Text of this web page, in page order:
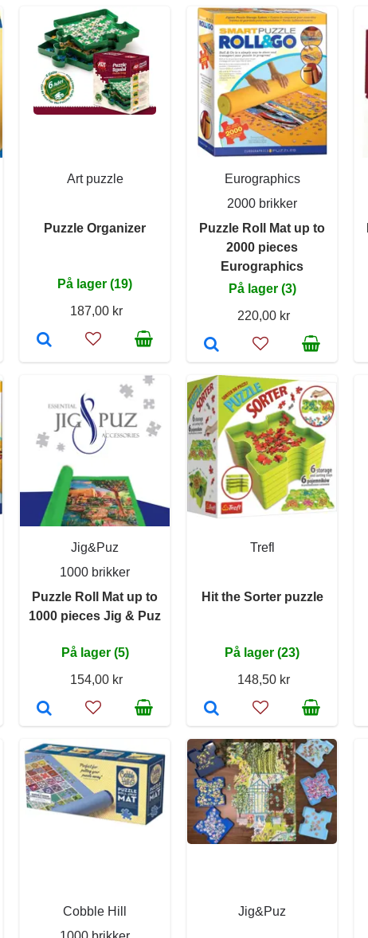
Art puzzle
Puzzle Organizer
På lager (19)
187,00 kr
Eurographics
2000 brikker
Puzzle Roll Mat up to
2000 pieces
Eurographics
På lager (3)
220,00 kr
Jig&Puz
1000 brikker
Puzzle Roll Mat up to
1000 pieces Jig & Puz
På lager (5)
154,00 kr
Trefl
Hit the Sorter puzzle
På lager (23)
148,50 kr
Cobble Hill
Jig&Puz